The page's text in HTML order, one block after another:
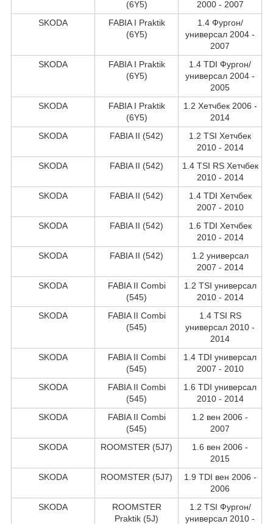
(6Y5)
2000 - 2007
SKODA
FABIA I Praktik
(6Y5)
1.4 Фургон/
универсал 2004 -
2007
SKODA
FABIA I Praktik
(6Y5)
1.4 TDI Фургон/
универсал 2004 -
2005
SKODA
FABIA I Praktik
(6Y5)
1.2 Хетчбек 2006 -
2014
SKODA
FABIA II (542)
1.2 TSI Хетчбек
2010 - 2014
SKODA
FABIA II (542)
1.4 TSI RS Хетчбек
2010 - 2014
SKODA
FABIA II (542)
1.4 TDI Хетчбек
2007 - 2010
SKODA
FABIA II (542)
1.6 TDI Хетчбек
2010 - 2014
SKODA
FABIA II (542)
1.2 универсал
2007 - 2014
SKODA
FABIA II Combi
(545)
1.2 TSI универсал
2010 - 2014
SKODA
FABIA II Combi
(545)
1.4 TSI RS
универсал 2010 -
2014
SKODA
FABIA II Combi
(545)
1.4 TDI универсал
2007 - 2010
SKODA
FABIA II Combi
(545)
1.6 TDI универсал
2010 - 2014
SKODA
FABIA II Combi
(545)
1.2 вен 2006 -
2007
SKODA
ROOMSTER (5J7)
1.6 вен 2006 -
2015
SKODA
ROOMSTER (5J7)
1.9 TDI вен 2006 -
2006
SKODA
ROOMSTER
Praktik (5J)
1.2 TSI Фургон/
универсал 2010 -